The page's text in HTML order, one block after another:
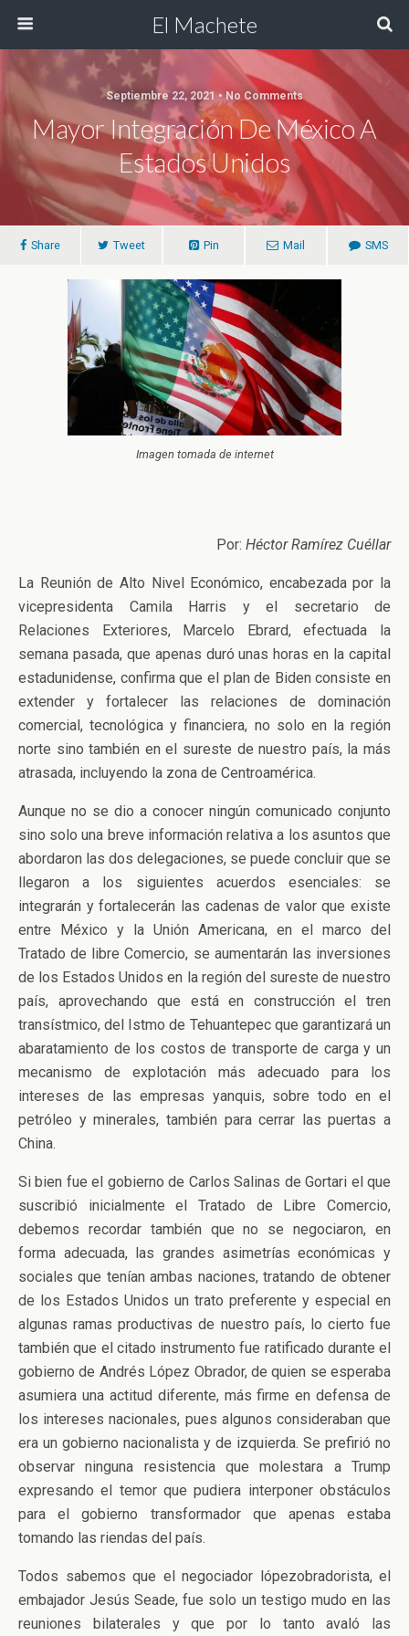
El Machete
Septiembre 22, 2021 • No Comments
Mayor Integración De México A
Estados Unidos
Share Tweet Pin Mail SMS
Imagen tomada de internet
Por: Héctor Ramírez Cuéllar
La Reunión de Alto Nivel Económico, encabezada por la
vicepresidenta Camila Harris y el secretario de
Relaciones Exteriores, Marcelo Ebrard, efectuada la
semana pasada, que apenas duró unas horas en la capital
estadunidense, confirma que el plan de Biden consiste en
extender y fortalecer las relaciones de dominación
comercial, tecnológica y financiera, no solo en la región
norte sino también en el sureste de nuestro país, la más
atrasada, incluyendo la zona de Centroamérica.
Aunque no se dio a conocer ningún comunicado conjunto
sino solo una breve información relativa a los asuntos que
abordaron las dos delegaciones, se puede concluir que se
llegaron a los siguientes acuerdos esenciales: se
integrarán y fortalecerán las cadenas de valor que existe
entre México y la Unión Americana, en el marco del
Tratado de libre Comercio, se aumentarán las inversiones
de los Estados Unidos en la región del sureste de nuestro
país, aprovechando que está en construcción el tren
transístmico, del Istmo de Tehuantepec que garantizará un
abaratamiento de los costos de transporte de carga y un
mecanismo de explotación más adecuado para los
intereses de las empresas yanquis, sobre todo en el
petróleo y minerales, también para cerrar las puertas a
China.
Si bien fue el gobierno de Carlos Salinas de Gortari el que
suscribió inicialmente el Tratado de Libre Comercio,
debemos recordar también que no se negociaron, en
forma adecuada, las grandes asimetrías económicas y
sociales que tenían ambas naciones, tratando de obtener
de los Estados Unidos un trato preferente y especial en
algunas ramas productivas de nuestro país, lo cierto fue
también que el citado instrumento fue ratificado durante el
gobierno de Andrés López Obrador, de quien se esperaba
asumiera una actitud diferente, más firme en defensa de
los intereses nacionales, pues algunos consideraban que
era un gobierno nacionalista y de izquierda. Se prefirió no
observar ninguna resistencia que molestara a Trump
expresando el temor que pudiera interponer obstáculos
para el gobierno transformador que apenas estaba
tomando las riendas del país.
Todos sabemos que el negociador lópezobradorista, el
embajador Jesús Seade, fue solo un testigo mudo en las
reuniones bilaterales y que por lo tanto avaló las